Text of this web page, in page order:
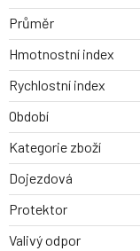
Průměr
Hmotnostní index
Rychlostní index
Období
Kategorie zboží
Dojezdová
Protektor
Valivý odpor